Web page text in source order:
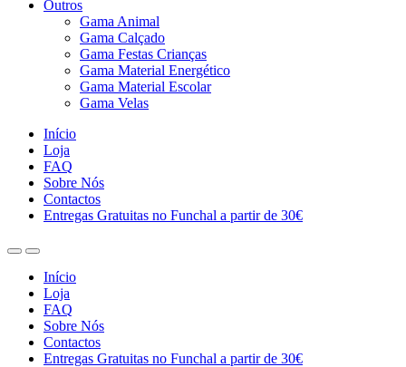
Outros
Gama Animal
Gama Calçado
Gama Festas Crianças
Gama Material Energético
Gama Material Escolar
Gama Velas
Início
Loja
FAQ
Sobre Nós
Contactos
Entregas Gratuitas no Funchal a partir de 30€
Início
Loja
FAQ
Sobre Nós
Contactos
Entregas Gratuitas no Funchal a partir de 30€